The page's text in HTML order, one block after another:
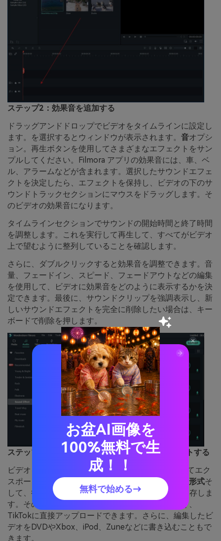
ステップ2：効果音を追加する
ドラッグアンドドロップでビデオをタイムラインに設定し
ます。を選択するとウィンドウが表示されます。 音オプシ
ョン。再生ボタンを使用してさまざまなエフェクトをサン
プルしてください。Filmora アプリの効果音には、車、ベ
ル、アラームなどが含まれます。選択したサウンドエフェ
クトを決定したら、エフェクトを保持し、ビデオの下のサ
ウンドトラックセクションにマウスをドラッグします。そ
のビデオの効果音になります。
タイムラインセクションでサウンドの開始時間と終了時間
を調整します。これを実行して再生して、すべてがビデオ
上で望むように整列していることを確認します。
さらに、ダブルクリックすると効果音を調整できます。音
量、フェードイン、スピード、フェードアウトなどの編集
を使用して、ビデオに効果音をどのように表示するかを決
定できます。最後に、サウンドクリップを強調表示し、新
しいサウンドエフェクトを完全に削除したい場合は、キー
ボードで削除を押します。
ステップ3：编集したビデオファイルをエクスポートする
ビデオを編集したので、[作成]オプションを選択してエク
スポートできます。次に、次のことを選択します。 形式そ
して、後でTikTokで使用するために特定の場所に保存しま
す。その後、最初にデバイスに保存するのではなく、
TikTokに直接アップロードできます。さらに、編集したビ
デオをDVDやXbox、iPod、Zuneなどに書き込むこともで
きます。
お盆AI画像を
100%無料で生
成！！
無料で始める→